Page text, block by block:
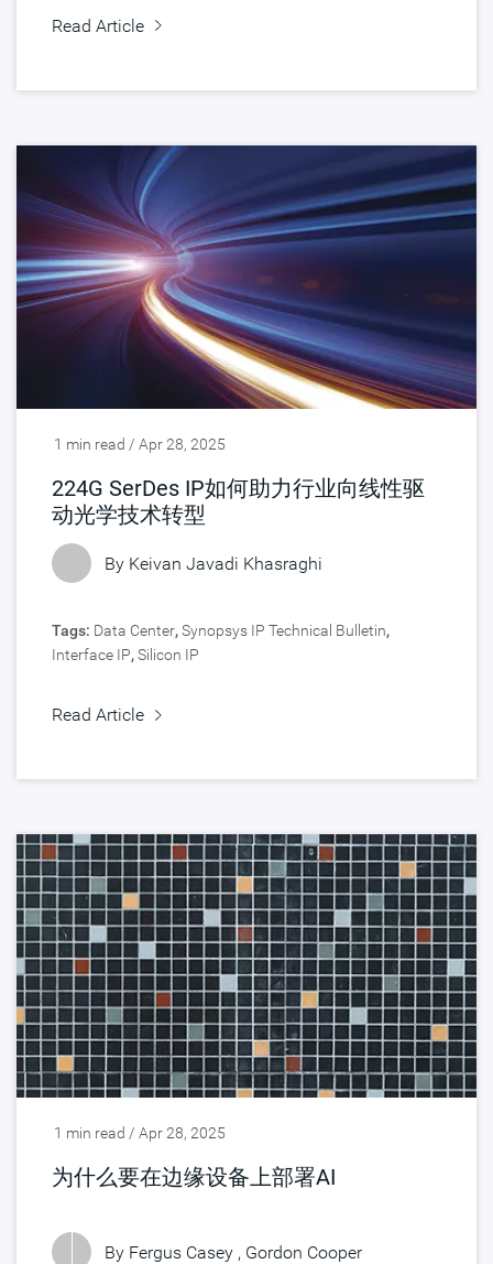
Read Article
1 min read / Apr 28, 2025
224G SerDes IP如何助力行业向线性驱
动光学技术转型
By Keivan Javadi Khasraghi
Tags: Data Center,Synopsys IP Technical Bulletin,
Interface IP,Silicon IP
Read Article
1 min read / Apr 28, 2025
为什么要在边缘设备上部署AI
By Fergus Casey , Gordon Cooper